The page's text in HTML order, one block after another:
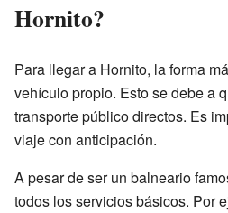
Hornito?
Para llegar a Hornito, la forma
vehículo propio. Esto se debe a
transporte público directos. Es
viaje con anticipación.
A pesar de ser un balneario
todos los servicios básicos. Por